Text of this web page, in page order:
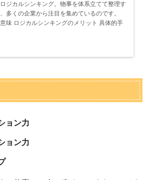
ジカルシンキング。物事を体系立てて整理す
多くの企業から注目を集めているのです。
味 ロジカルシンキングのメリット 具体的手
ョン力
ョン力